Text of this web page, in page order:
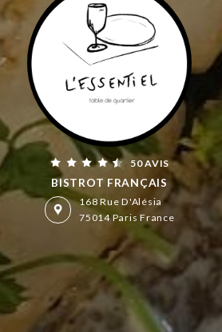
50 AVIS
BISTROT FRANÇAIS
168 Rue D'Alésia
75014 Paris France